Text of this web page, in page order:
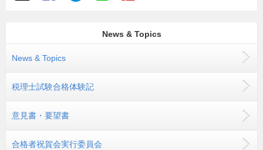
News & Topics
News & Topics
税理士試験合格体験記
意見書・要望書
合格者祝賀会実行委員会